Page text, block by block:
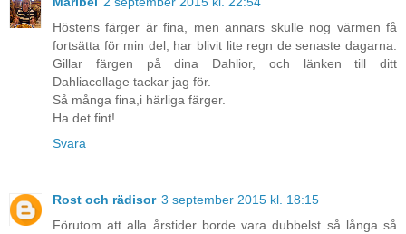
Höstens färger är fina, men annars skulle nog värmen få
fortsätta för min del, har blivit lite regn de senaste dagarna.
Gillar färgen på dina Dahlior, och länken till ditt
Dahliacollage tackar jag för.
Så många fina,i härliga färger.
Ha det fint!
Svara
Rost och rädisor 3 september 2015 kl. 18:15
Förutom att alla årstider borde vara dubbelst så långa så